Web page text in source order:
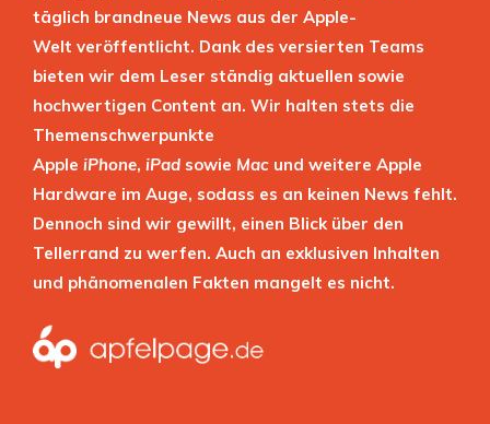
täglich brandneue News aus der Apple-
Welt veröffentlicht. Dank des versierten Teams
bieten wir dem Leser ständig aktuellen sowie
hochwertigen Content an. Wir halten stets die
Themenschwerpunkte
Apple iPhone, iPad sowie Mac und weitere Apple
Hardware im Auge, sodass es an keinen News fehlt.
Dennoch sind wir gewillt, einen Blick über den
Tellerrand zu werfen. Auch an exklusiven Inhalten
und phänomenalen Fakten mangelt es nicht.